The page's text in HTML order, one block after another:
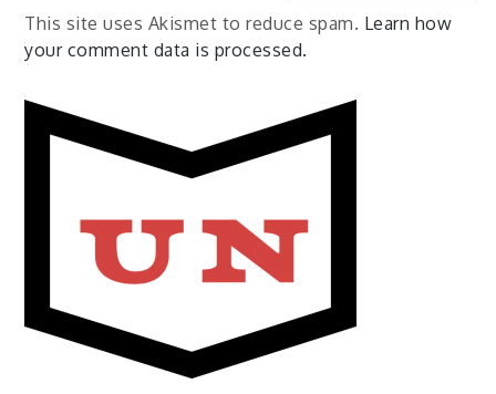
This site uses Akismet to reduce spam. Learn how
your comment data is processed.